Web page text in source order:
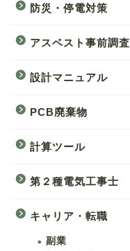
防災・停電対策
アスベスト事前調査
設計マニュアル
PCB廃棄物
計算ツール
第２種電気工事士
キャリア・転職
副業